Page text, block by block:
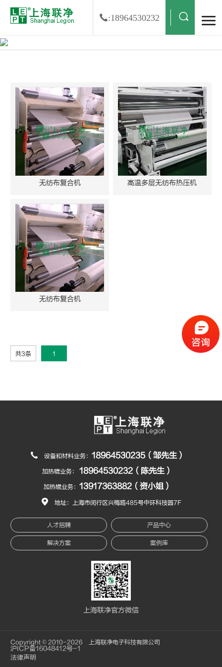
:18964530232
无纺布复合机 高温多层无纺布热压机
无纺布复合机
共3条 1
设备和材料业务： 18964530235（邹先生）
加热辊业务： 18964530232（陈先生）
加热辊业务： 13917363882（资小姐）
地址：上海市闵行区兴梅路485号中环科技园7F
人才招聘 产品中心
解决方案 案例库
上海联净官方微信
Copyright © 2010-2026 上海联净电子科技有限公司
沪ICP备16048412号-1
法律声明